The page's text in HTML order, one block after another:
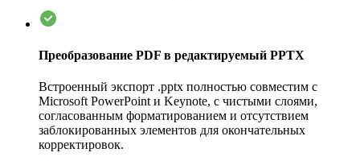
Преобразование PDF в редактируемый PPTX
Встроенный экспорт .pptx полностью совместим с
Microsoft PowerPoint и Keynote, с чистыми слоями,
согласованным форматированием и отсутствием
заблокированных элементов для окончательных
корректировок.